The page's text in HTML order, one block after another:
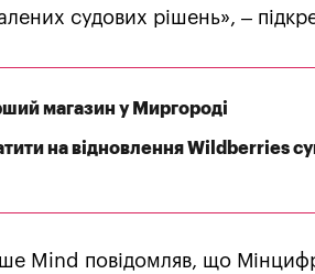
судових рішень», –
магазин у Миргороді
на відновлення Wildberries
Mind повідомляв, що